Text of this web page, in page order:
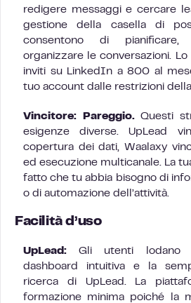
redigere messaggi e cercare
gestione della casella di
consentono di pianificare,
organizzare le conversazioni.
inviti su LinkedIn a 800 al
tuo account dalle restrizioni
Vincitore: Pareggio.Questi
esigenze diverse. UpLead
copertura dei dati, Waalaxy
ed esecuzione multicanale. La
fatto che tu abbia bisogno di
o di automazione dell’attività.
Facilità d’uso
UpLead: Gli utenti lodano
dashboard intuitiva e la
ricerca di UpLead. La
formazione minima poiché la